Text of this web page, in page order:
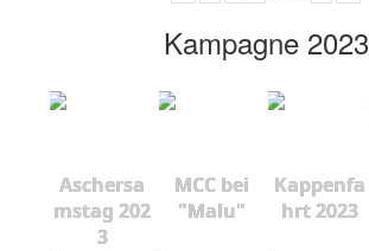
Kampagne 2023
Aschersa
mstag 202
3
MCC bei
"Malu"
Kappenfa
hrt 2023